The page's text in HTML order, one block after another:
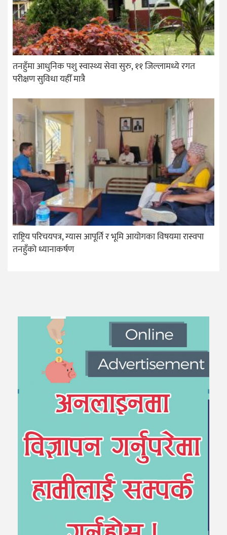
तनहुँमा आधुनिक पशु स्वास्थ्य सेवा सुरु, ११ जिल्लामध्ये रगत
परीक्षण सुविधा यहीँ मात्रै
राष्ट्रिय परिचयपत्र, ग्यास आपूर्ति र भूमि आयोगका विषयमा रास्वपा
तनहुँको ध्यानाकर्षण